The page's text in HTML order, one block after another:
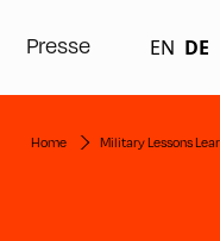
Presse EN DE
Home Military Lessons